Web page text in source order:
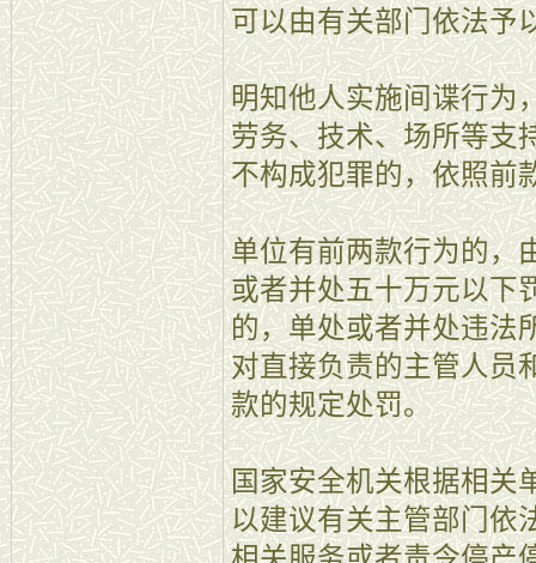
可以由有关部门依法予
明知他人实施间谍行为
劳务、技术、场所等支
不构成犯罪的，依照前
单位有前两款行为的，
或者并处五十万元以下
的，单处或者并处违法
对直接负责的主管人员
款的规定处罚。
国家安全机关根据相关
以建议有关主管部门依